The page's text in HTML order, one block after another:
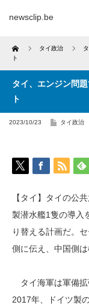
newsclip.be
Home タイ政治
ト
タイ、エンジン問
ト
2023/10/23 タイ政治
【タイ】タイの公
製潜水艦1隻の導入
り替える計画だ。
側に伝え、中国側は
タイ海軍は軍備拡
2017年、ドイツ製